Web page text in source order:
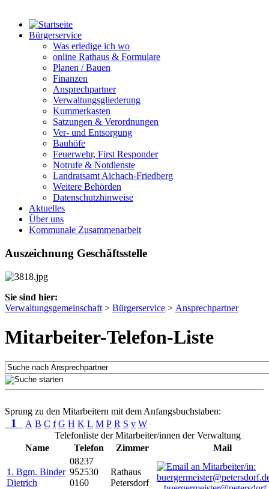
Bürgerservice
Was erledige ich wo
online Rathaus & Formulare
Planen / Bauen
Finanzen
Ansprechpartner
Verwaltungsgliederung
Kummerkasten
Satzungen & Verordnungen
Ver- und Entsorgung
Bauhöfe
Feuerwehr, First Responder
Notrufe & Notdienste
Landratsamt Aichach-Friedberg
Weitere Behörden
Datenschutzhinweise
Aktuelles
Über uns
Kommunale Zusammenarbeit
Auszeichnung Geschäftsstelle
Sie sind hier:
Verwaltungsgemeinschaft > Bürgerservice > Ansprechpartner
Mitarbeiter-Telefon-Liste
Sprung zu den Mitarbeitern mit dem Anfangsbuchstaben:
1 A B C f G H K L M P R S v W
Telefonliste der Mitarbeiter/innen der Verwaltung
Name
Telefon Zimmer Mail
1. Bgm. Binder
Dietrich
08237
952530
0160
Rathaus
Petersdorf